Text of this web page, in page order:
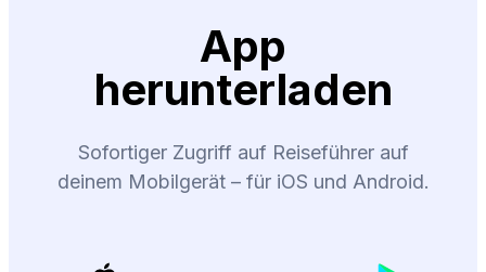
App
herunterladen
Sofortiger Zugriff auf Reiseführer auf
deinem Mobilgerät – für iOS und Android.